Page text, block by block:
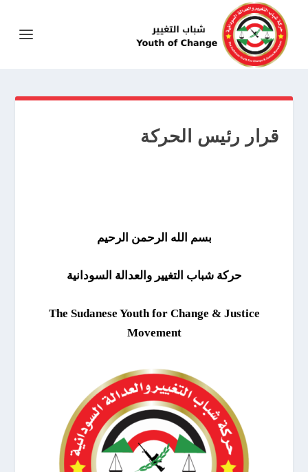
قرار رئيس الحركة
بسم الله الرحمن الرحيم
حركة شباب التغيير والعدالة السودانية
The Sudanese Youth for Change & Justice
Movement